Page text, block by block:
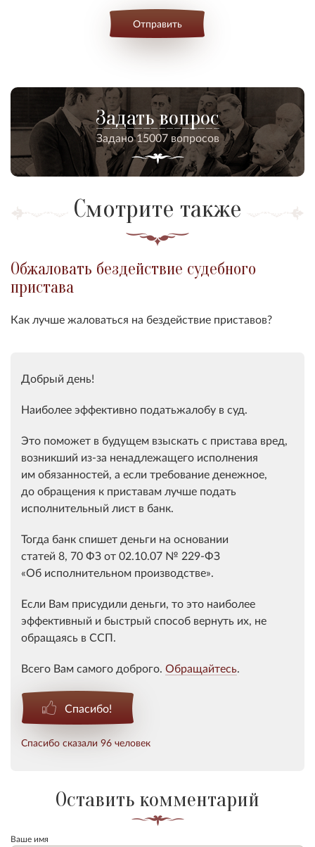
Отправить
Задать вопрос
Задано 15007 вопросов
Смотрите также
Обжаловать бездействие судебного
пристава
Как лучше жаловаться на бездействие приставов?
Добрый день!
Наиболее эффективно податьжалобу в суд.
Это поможет в будущем взыскать с пристава вред,
возникший из-за ненадлежащего исполнения
им обязанностей, а если требование денежное,
до обращения к приставам лучше подать
исполнительный лист в банк.
Тогда банк спишет деньги на основании
статей 8, 70 ФЗ от 02.10.07 № 229-ФЗ
«Об исполнительном производстве».
Если Вам присудили деньги, то это наиболее
эффективный и быстрый способ вернуть их, не
обращаясь в ССП.
Всего Вам самого доброго. Обращайтесь.
Спасибо!
Спасибо сказали 96 человек
Оставить комментарий
Ваше имя